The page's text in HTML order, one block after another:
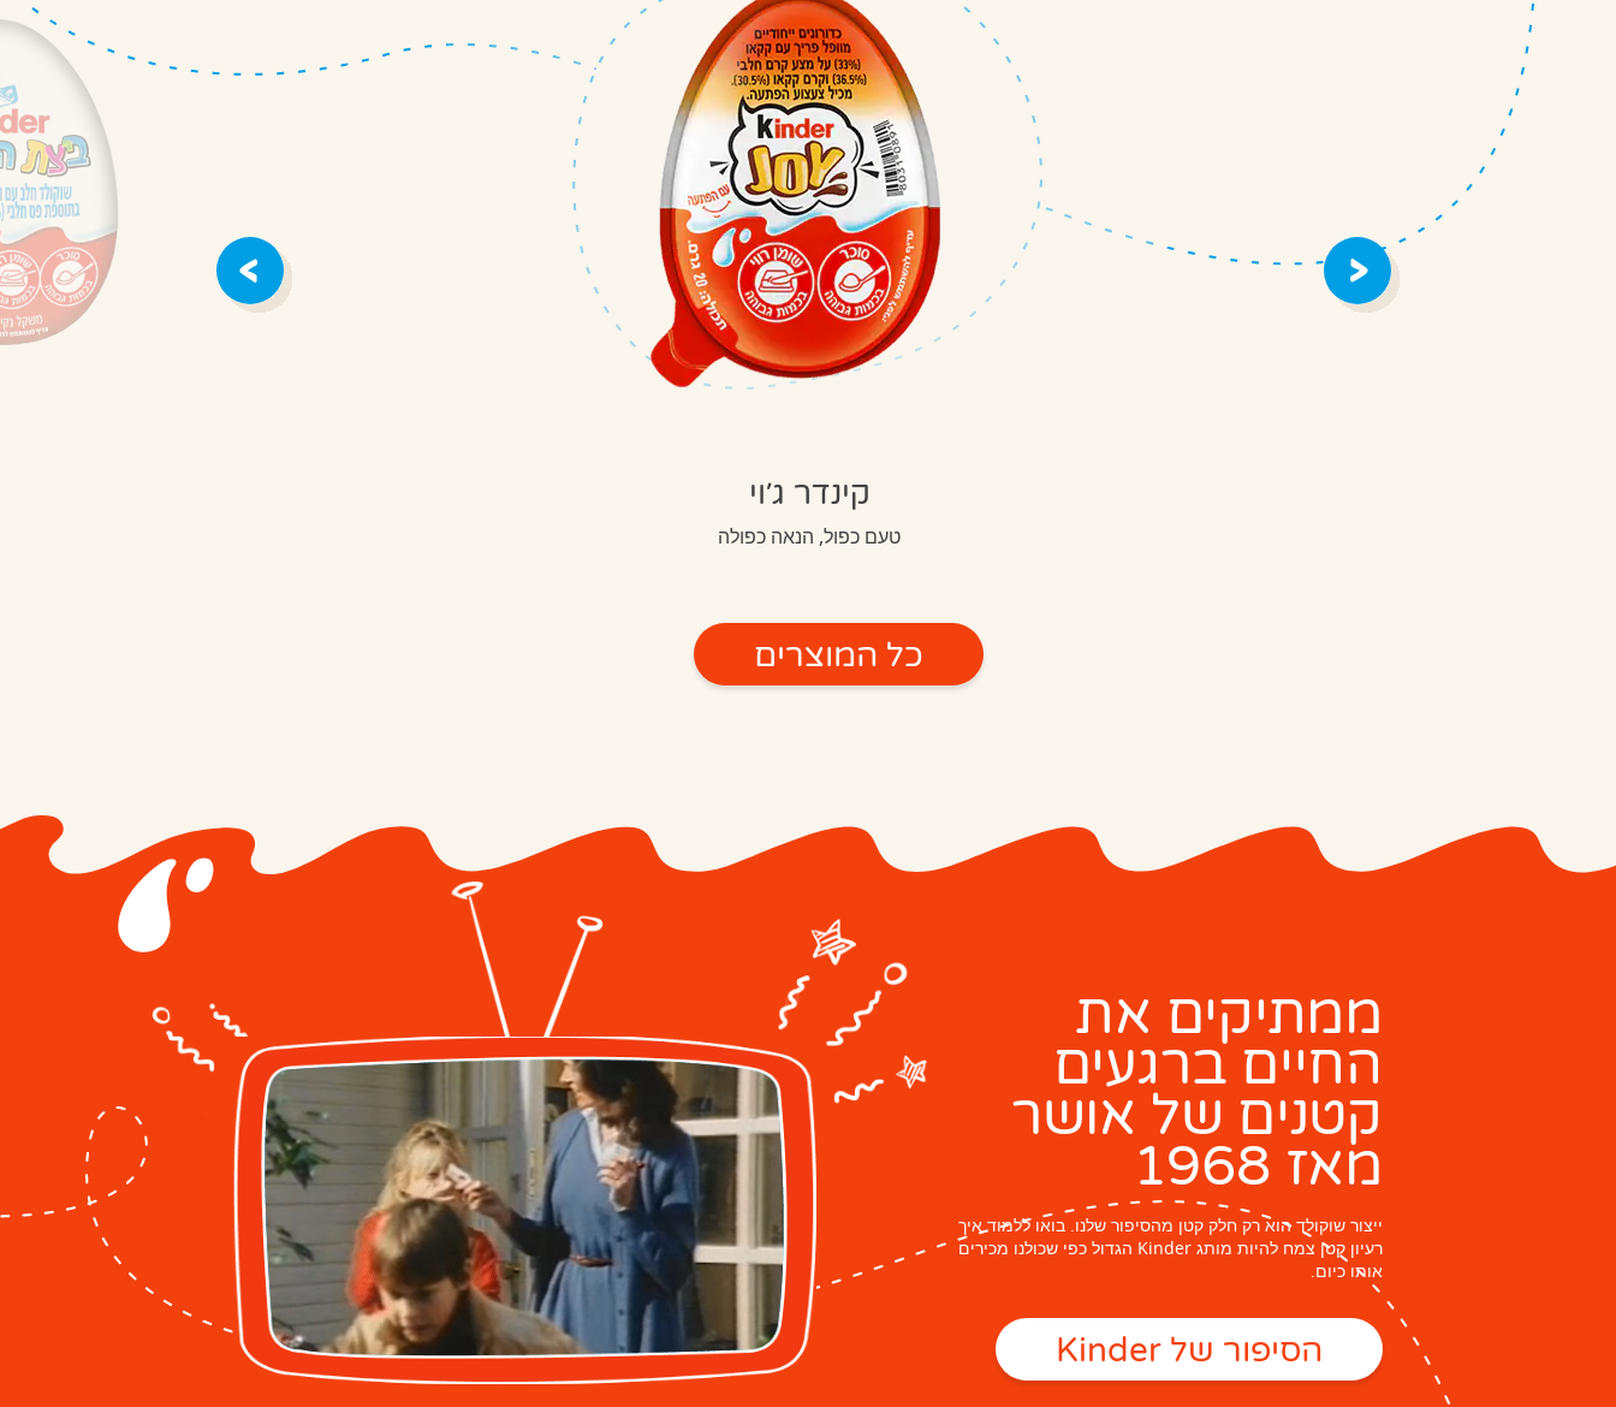
קינדר ג׳וי
טעם כפול, הנאה כפולה
כל המוצרים
ממתיקים את
החיים ברגעים
קטנים של אושר
מאז 1968
ייצור שוקולד הוא רק חלק קטן מהסיפור שלנו. בואו ללמוד איך
רעיון קטן צמח להיות מותג Kinder הגדול כפי שכולנו מכירים
אותו כיום.
הסיפור של Kinder